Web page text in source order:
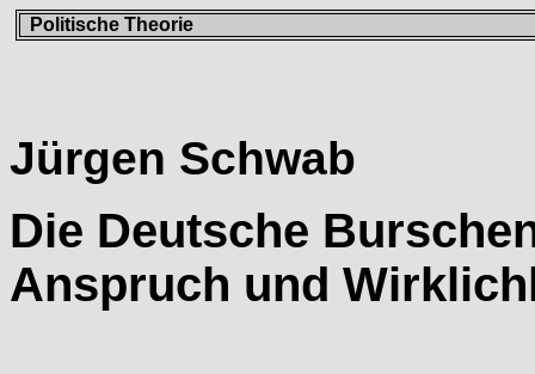
Politische Theorie
Jürgen Schwab
Die Deutsche
Anspruch und